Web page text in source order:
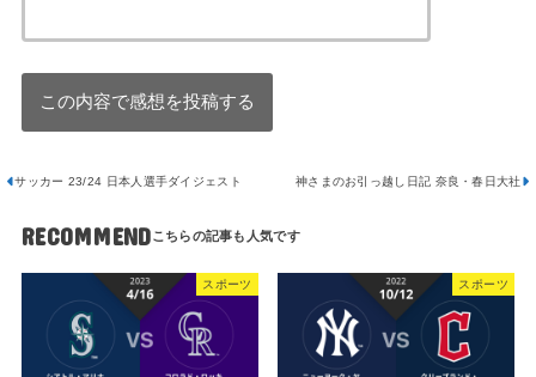
サッカー 23/24 日本人選手ダイジェスト 神さまのお引っ越し日記 奈良・春日大社
RECOMMEND
スポーツ スポーツ